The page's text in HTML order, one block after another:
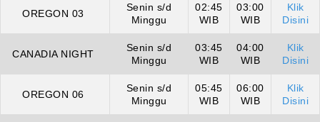
OREGON 03
Senin s/d
Minggu
02:45
WIB
03:00
WIB
Klik
Disini
CANADIA NIGHT
Senin s/d
Minggu
03:45
WIB
04:00
WIB
Klik
Disini
OREGON 06
Senin s/d
Minggu
05:45
WIB
06:00
WIB
Klik
Disini